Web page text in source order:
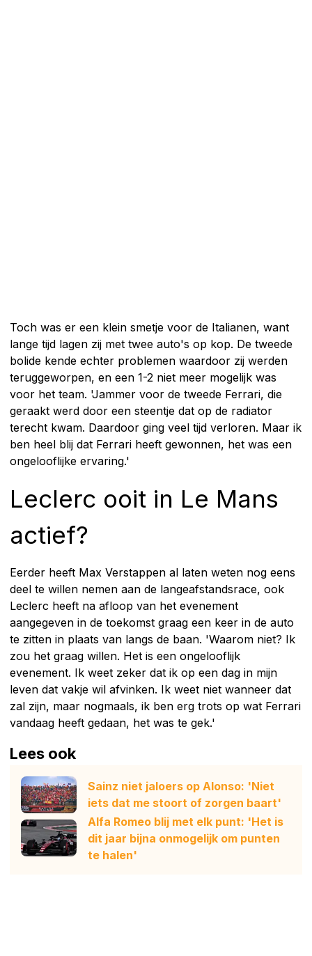
Toch was er een klein smetje voor de Italianen, want
lange tijd lagen zij met twee auto's op kop. De tweede
bolide kende echter problemen waardoor zij werden
teruggeworpen, en een 1-2 niet meer mogelijk was
voor het team. 'Jammer voor de tweede Ferrari, die
geraakt werd door een steentje dat op de radiator
terecht kwam. Daardoor ging veel tijd verloren. Maar ik
ben heel blij dat Ferrari heeft gewonnen, het was een
ongelooflijke ervaring.'
Leclerc ooit in Le Mans
actief?
Eerder heeft Max Verstappen al laten weten nog eens
deel te willen nemen aan de langeafstandsrace, ook
Leclerc heeft na afloop van het evenement
aangegeven in de toekomst graag een keer in de auto
te zitten in plaats van langs de baan. 'Waarom niet? Ik
zou het graag willen. Het is een ongelooflijk
evenement. Ik weet zeker dat ik op een dag in mijn
leven dat vakje wil afvinken. Ik weet niet wanneer dat
zal zijn, maar nogmaals, ik ben erg trots op wat Ferrari
vandaag heeft gedaan, het was te gek.'
Lees ook
Sainz niet jaloers op Alonso: 'Niet
iets dat me stoort of zorgen baart'
Alfa Romeo blij met elk punt: 'Het is
dit jaar bijna onmogelijk om punten
te halen'